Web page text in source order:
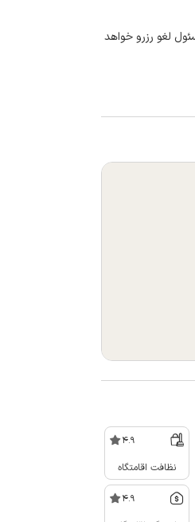
لغو رزرو خواهد
4.9
نظافت اقامتگاه
4.9